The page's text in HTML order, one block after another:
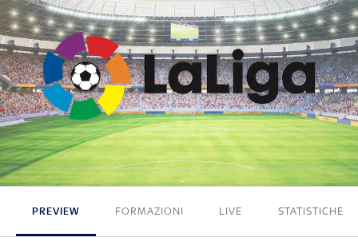
0 - 2
PREVIEW FORMAZIONI LIVE STATISTICHE